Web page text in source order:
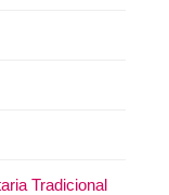
Tradicional